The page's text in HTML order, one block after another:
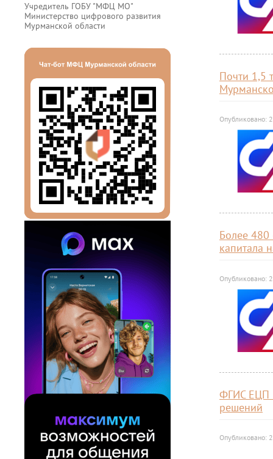
Учредитель ГОБУ "МФЦ МО"
Министерство цифрового развития
Мурманской области
Почти 1,5
Опубликовано:
Более 480
капитала
Опубликовано:
ФГИС ЕЦП
решений
Опубликовано: